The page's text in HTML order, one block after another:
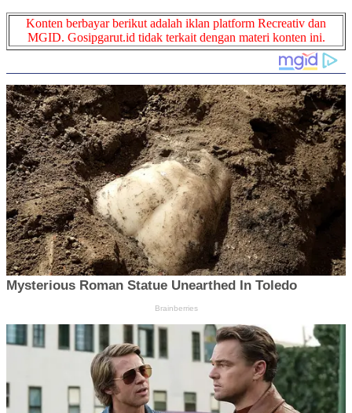
Konten berbayar berikut adalah iklan platform Recreativ dan
MGID. Gosipgarut.id tidak terkait dengan materi konten ini.